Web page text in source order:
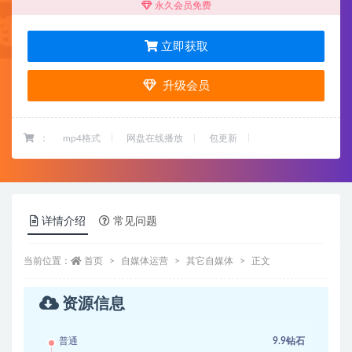
永久会员免费
立即获取
升级会员
： mp4格式 网盘在线播放 包更新
详情介绍 常见问题
当前位置： 首页 自媒体运营 其它自媒体 正文
资源信息
普通 9.9钻石